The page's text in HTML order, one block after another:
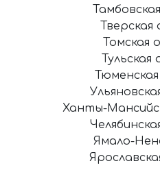
Тверская
Томская
Тульская
Ханты-
Ямало-